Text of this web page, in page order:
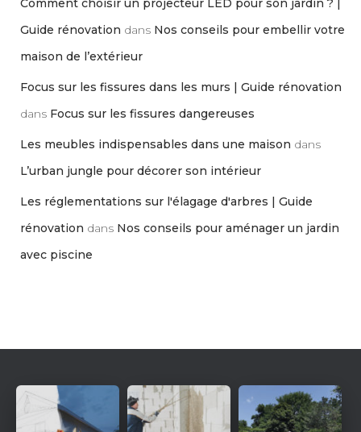
Comment choisir un projecteur LED pour son jardin ? |
Guide rénovation dans Nos conseils pour embellir votre
maison de l’extérieur
Focus sur les fissures dans les murs | Guide rénovation
dans Focus sur les fissures dangereuses
Les meubles indispensables dans une maison dans
L’urban jungle pour décorer son intérieur
Les réglementations sur l'élagage d'arbres | Guide
rénovation dans Nos conseils pour aménager un jardin
avec piscine